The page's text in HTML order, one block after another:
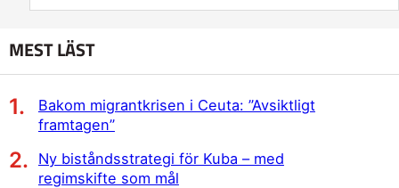
MEST LÄST
Bakom migrantkrisen i Ceuta: ”Avsiktligt
framtagen”
Ny biståndsstrategi för Kuba – med
regimskifte som mål